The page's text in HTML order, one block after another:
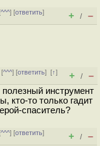
^^^] [ответить]
+ / –
[^^^] [ответить][↑]
+ / –
инструмент
кто-то только гадит
спаситель?
^^^] [ответить]
+ / –